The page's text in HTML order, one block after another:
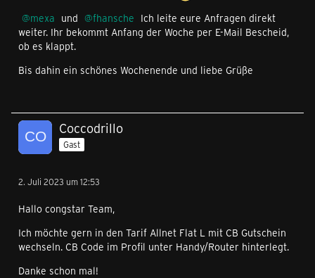
mexa und fhansche Ich leite eure Anfragen direkt
weiter. Ihr bekommt Anfang der Woche per E-Mail Bescheid,
ob es klappt.
Bis dahin ein schönes Wochenende und liebe Grüße
Coccodrillo
Gast
2. Juli 2023 um 12:53
Hallo congstar Team,
Ich möchte gern in den Tarif Allnet Flat L mit CB Gutschein
wechseln. CB Code im Profil unter Handy/Router hinterlegt.
Danke schon mal!